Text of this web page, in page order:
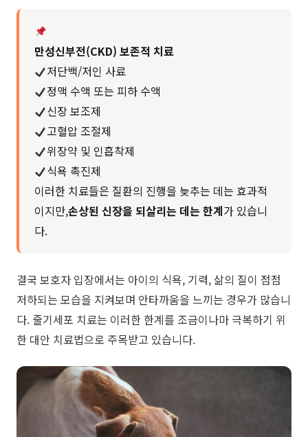
만성신부전(CKD) 보존적 치료
저단백/저인 사료
정맥 수액 또는 피하 수액
신장 보조제
고혈압 조절제
위장약 및 인흡착제
식욕 촉진제
이러한 치료들은 질환의 진행을 늦추는 데는 효과적
이지만,손상된 신장을 되살리는 데는 한계가 있습니
다.
결국 보호자 입장에서는 아이의 식욕, 기력, 삶의 질이 점점
저하되는 모습을 지켜보며 안타까움을 느끼는 경우가 많습니
다. 줄기세포 치료는 이러한 한계를 조금이나마 극복하기 위
한 대안 치료법으로 주목받고 있습니다.